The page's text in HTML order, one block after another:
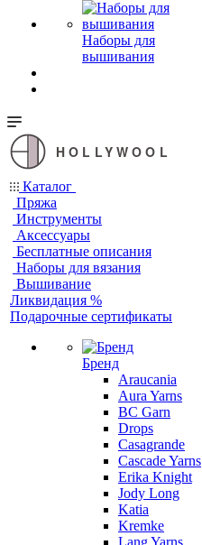
Наборы для
вышивания
HOLLYWOOL
Каталог
Пряжа
Инструменты
Аксессуары
Бесплатные описания
Наборы для вязания
Вышивание
Ликвидация %
Подарочные сертификаты
Бренд
Araucania
Aura Yarns
BC Garn
Drops
Casagrande
Cascade Yarns
Erika Knight
Jody Long
Katia
Kremke
Lang Yarns